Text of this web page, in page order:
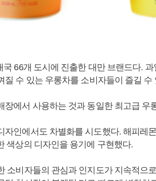
66개 도시에 진출한 대만 브랜드다.
질 수 있는 우롱차를 소비자들이 즐길 수
장에서 사용하는 것과 동일한 최고급 우
자인에서도 차별화를 시도했다. 해피레
색상의 디자인을 용기에 구현했다.
소비자들의 관심과 인지도가 지속적으